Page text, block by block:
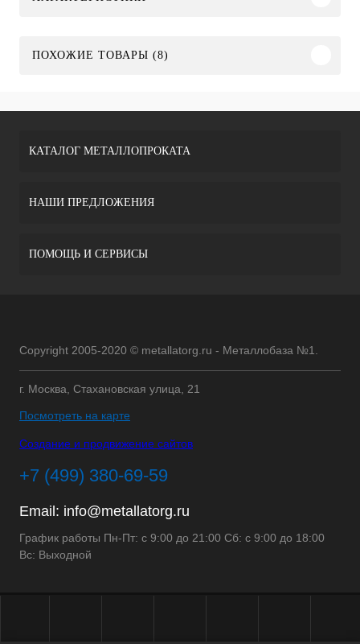
ПОХОЖИЕ ТОВАРЫ (8)
КАТАЛОГ МЕТАЛЛОПРОКАТА
НАШИ ПРЕДЛОЖЕНИЯ
ПОМОЩЬ И СЕРВИСЫ
Copyright 2005-2020 © metallatorg.ru - Металлобаза №1.
г. Москва, Стахановская улица, 21
Посмотреть на карте
Создание и продвижение сайтов
+7 (499) 380-69-59
Email: info@metallatorg.ru
График работы Пн-Пт: с 9:00 до 21:00 Сб: с 9:00 до 18:00
Вс: Выходной